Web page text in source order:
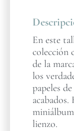
En este
colección
de la
los
papeles
lienzo.